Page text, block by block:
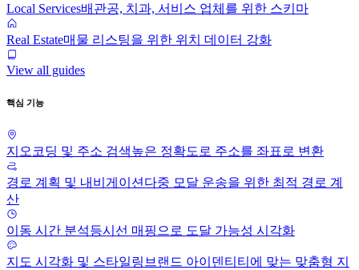
Local Services배관공, 치과, 서비스 업체를 위한 스키마
Real Estate매물 리스팅을 위한 위치 데이터 강화
View all guides
핵심 기능
지오코딩 및 주소 검색높은 정확도로 주소를 좌표로 변환
경로 계획 및 내비게이션 다중 모달 운송을 위한 최적 경로 계
산
이동 시간 분석등시선 매핑으로 도달 가능성 시각화
지도 시각화 및 스타일링 브랜드 아이덴티티에 맞는 맞춤형 지